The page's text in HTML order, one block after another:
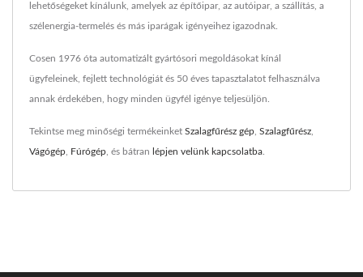
lehetőségeket kínálunk, amelyek az építőipar, az autóipar, a szállítás, a
szélenergia-termelés és más iparágak igényeihez igazodnak.
Cosen 1976 óta automatizált gyártósori megoldásokat kínál
ügyfeleinek, fejlett technológiát és 50 éves tapasztalatot felhasználva
annak érdekében, hogy minden ügyfél igénye teljesüljön.
Tekintse meg minőségi termékeinket Szalagfűrész gép, Szalagfűrész,
Vágógép, Fúrógép, és bátran lépjen velünk kapcsolatba.